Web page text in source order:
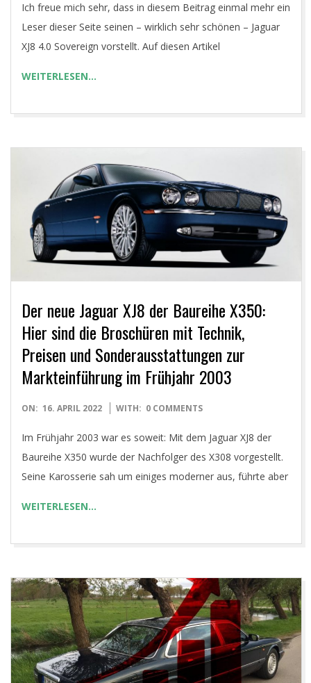
24
Ich freue mich sehr, dass in diesem Beitrag einmal mehr ein
Leser dieser Seite seinen – wirklich sehr schönen – Jaguar
XJ8 4.0 Sovereign vorstellt. Auf diesen Artikel
WEITERLESEN…
Der neue Jaguar XJ8 der Baureihe X350:
Hier sind die Broschüren mit Technik,
Preisen und Sonderausstattungen zur
Markteinführung im Frühjahr 2003
2022-
16
ON: 16. APRIL 2022 WITH: 0 COMMENTS
Im Frühjahr 2003 war es soweit: Mit dem Jaguar XJ8 der
Baureihe X350 wurde der Nachfolger des X308 vorgestellt.
Seine Karosserie sah um einiges moderner aus, führte aber
WEITERLESEN…